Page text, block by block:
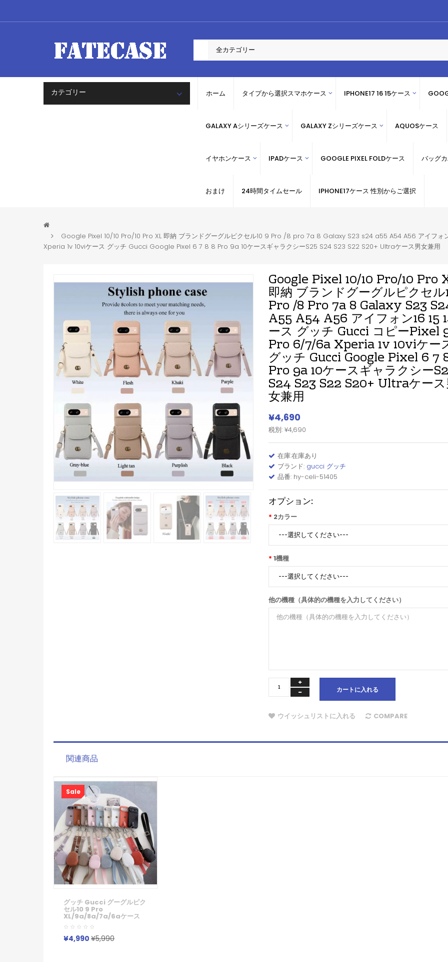
カテゴリー ホーム タイプから選択スマホケース IPHONE17 16 15ケース
GALAXY Aシリーズケース GALAXY Zシリーズケース AQUOSケース
イヤホンケース IPADケース GOOGLE PIXEL FOLDケース バッグ
おまけ 24時間タイムセール IPHONE17ケース 性別からご選択
Google Pixel 10/10 Pro/10 Pro XL 即納 ブランドグーグルピクセル10 9 Pro /8 pro 7a 8 Galaxy S23 s24 a55 A54 A56 アイフ
Xperia 1v 10viケース グッチ Gucci Google Pixel 6 7 8 8 Pro 9a 10ケースギャラクシーS25 S24 S23 S22 S20+ Ultraケース男女兼用
Google Pixel 10/10 Pro/10 Pro
即納 ブランドグーグルピクセル
Pro /8 Pro 7a 8 Galaxy S23
A55 A54 A56 アイフォン16 15
ース グッチ Gucci コピーPixel
Pro 6/7/6a Xperia 1v 10viケー
グッチ Gucci Google Pixel 6 7
Pro 9a 10ケースギャラクシー
S24 S23 S22 S20+ Ultraケース
女兼用
¥4,690
税別: ¥4,690
在庫:在庫あり
ブランド: gucci グッチ
品番: hy-celi-51405
オプション:
2カラー
1機種
他の機種（具体的の機種を入力してください）
カートに入れる
ウイッシュリストに入れる COMPARE
関連商品
Sale
グッチ Gucci グーグルピク
セル10 9 Pro
XL/9a/8a/7a/6aケース
Xperia 1vii 10vii Galaxy
S23 S24 S25 A54 A55
A36 グーグルピクセル10
9Pro XL 8a 7a Iphone 17
¥4,990 ¥5,990